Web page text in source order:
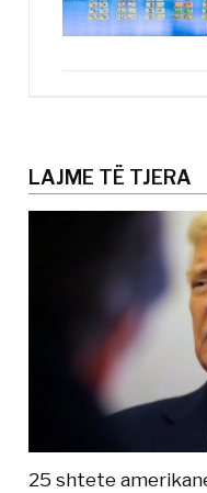
LAJME TË TJERA
25 shtete